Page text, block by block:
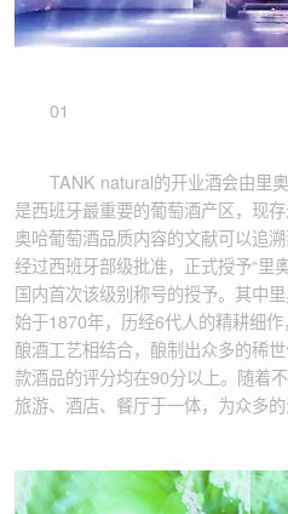
01
TANK natural的开业酒会由里
是西班牙最重要的葡萄酒产区，现
奥哈葡萄酒品质内容的文献可以追
经过西班牙部级批准，正式授予“里
国内首次该级别称号的授予。其中
始于1870年，历经6代人的精耕细
酿酒工艺相结合，酿制出众多的稀
款酒品的评分均在90分以上。随着
旅游、酒店、餐厅于一体，为众多